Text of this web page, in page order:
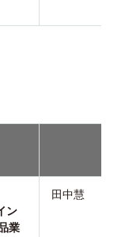
ン
業
田中慧